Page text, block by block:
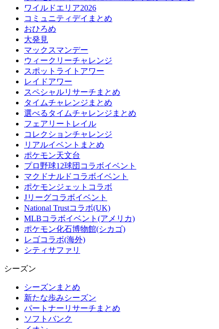
ワイルドエリア2026
コミュニティデイまとめ
おひろめ
大発見
マックスマンデー
ウィークリーチャレンジ
スポットライトアワー
レイドアワー
スペシャルリサーチまとめ
タイムチャレンジまとめ
選べるタイムチャレンジまとめ
フェアリートレイル
コレクションチャレンジ
リアルイベントまとめ
ポケモン天文台
プロ野球12球団コラボイベント
マクドナルドコラボイベント
ポケモンジェットコラボ
Jリーグコラボイベント
National Trustコラボ(UK)
MLBコラボイベント(アメリカ)
ポケモン化石博物館(シカゴ)
レゴコラボ(海外)
シティサファリ
シーズン
シーズンまとめ
新たな歩みシーズン
パートナーリサーチまとめ
ソフトバンク